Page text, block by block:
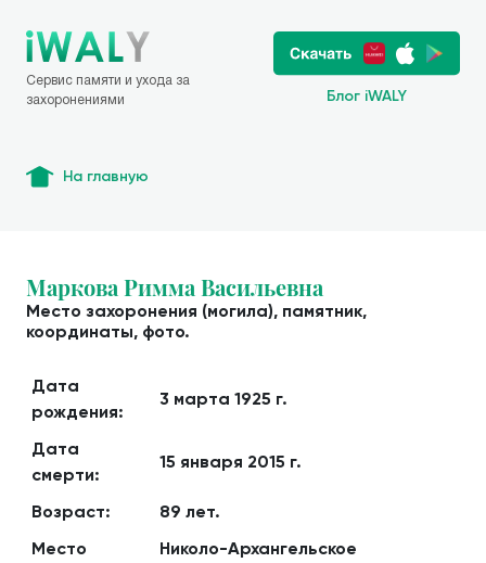
Сервис памяти и ухода за
захоронениями
Блог iWALY
На главную
Маркова Римма Васильевна
Место захоронения (могила), памятник,
координаты, фото.
Дата
рождения:
3 марта 1925 г.
Дата
смерти:
15 января 2015 г.
Возраст:
89 лет.
Место
Николо-Архангельское